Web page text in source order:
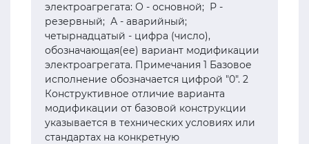
электроагрегата: О - основной; Р -
резервный; А - аварийный;
четырнадцатый - цифра (число),
обозначающая(ее) вариант модификации
электроагрегата. Примечания 1 Базовое
исполнение обозначается цифрой "0". 2
Конструктивное отличие варианта
модификации от базовой конструкции
указывается в технических условиях или
стандартах на конкретную